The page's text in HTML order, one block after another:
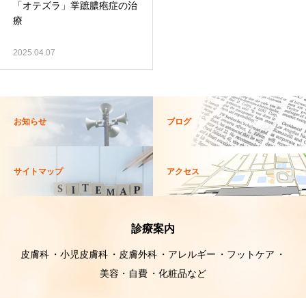
「オテズラ」掌蹠膿疱症の治
療
2025.04.07
お知らせ ブログ
サイトマップ アクセス
診療案内
皮膚科 小児皮膚科 皮膚外科 アレルギー
フットケア
美容・自費
化粧品など